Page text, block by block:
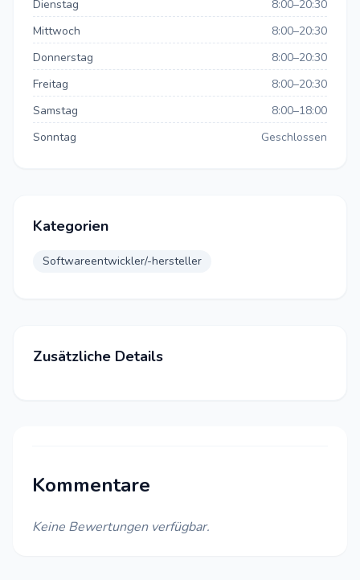
Dienstag
8:00–20:30
Mittwoch
8:00–20:30
Donnerstag
8:00–20:30
Freitag
8:00–20:30
Samstag
8:00–18:00
Sonntag
Geschlossen
Kategorien
Softwareentwickler/-hersteller
Zusätzliche Details
Kommentare
Keine Bewertungen verfügbar.